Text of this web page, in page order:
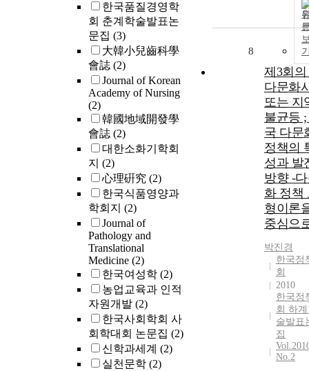
한국품질경영학
회 춘계학술발표논
문집 (3)
大韓小兒齒科學
會誌 (2)
Journal of Korean
Academy of Nursing
(2)
韓國地域開發學
會誌 (2)
대한소화기학회
지 (2)
心理硏究 (2)
한국식품영양과
학회지 (2)
Journal of
Pathology and
Translational
Medicine (2)
한국여성학 (2)
농업교육과 인적
자원개발 (2)
한국사회학회 사
회학대회 논문집 (2)
신학과세계 (2)
실천문학 (2)
8
제3회의
다문화
또는 지
불균등
국 다문
정책의
성과 발
방향 -
화 정책
형이론
중심으
박진경
한국정
회
2010
한국정
회 하
술발표
집
No.2